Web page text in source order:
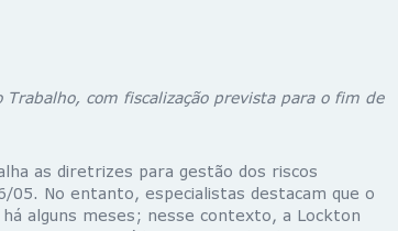
com fiscalização prevista para o fim de
as diretrizes para gestão dos riscos
05. No entanto, especialistas destacam que o
alguns meses; nesse contexto, a Lockton